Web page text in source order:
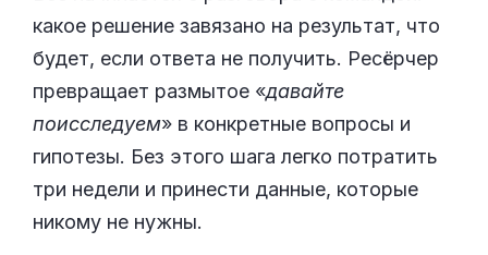
какое решение завязано на результат, что
будет, если ответа не получить. Ресёрчер
превращает размытое «давайте
поисследуем» в конкретные вопросы и
гипотезы. Без этого шага легко потратить
три недели и принести данные, которые
никому не нужны.